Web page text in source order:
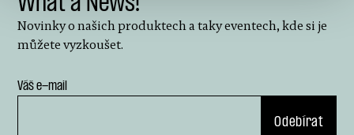
Novinky o našich produktech a taky eventech, kde si je
můžete vyzkoušet.
Váš e-mail